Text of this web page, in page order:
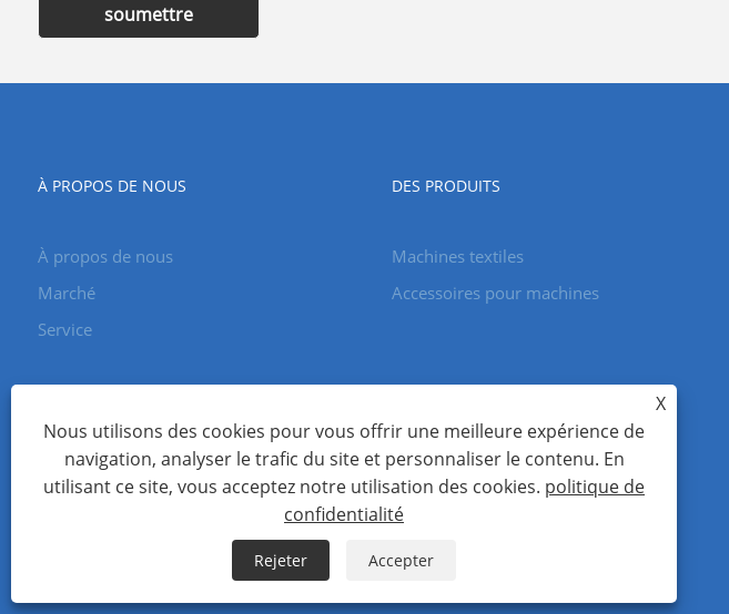
soumettre
À PROPOS DE NOUS
À propos de nous
Marché
Service
DES PRODUITS
Machines textiles
Accessoires pour machines
Copyright © 2023 Changzhou Ceres Machinery Co., Ltd. Tous droits réservés.
XML politique de confidentialité
X
Nous utilisons des cookies pour vous offrir une meilleure expérience de
navigation, analyser le trafic du site et personnaliser le contenu. En
utilisant ce site, vous acceptez notre utilisation des cookies. politique de
confidentialité
Rejeter Accepter